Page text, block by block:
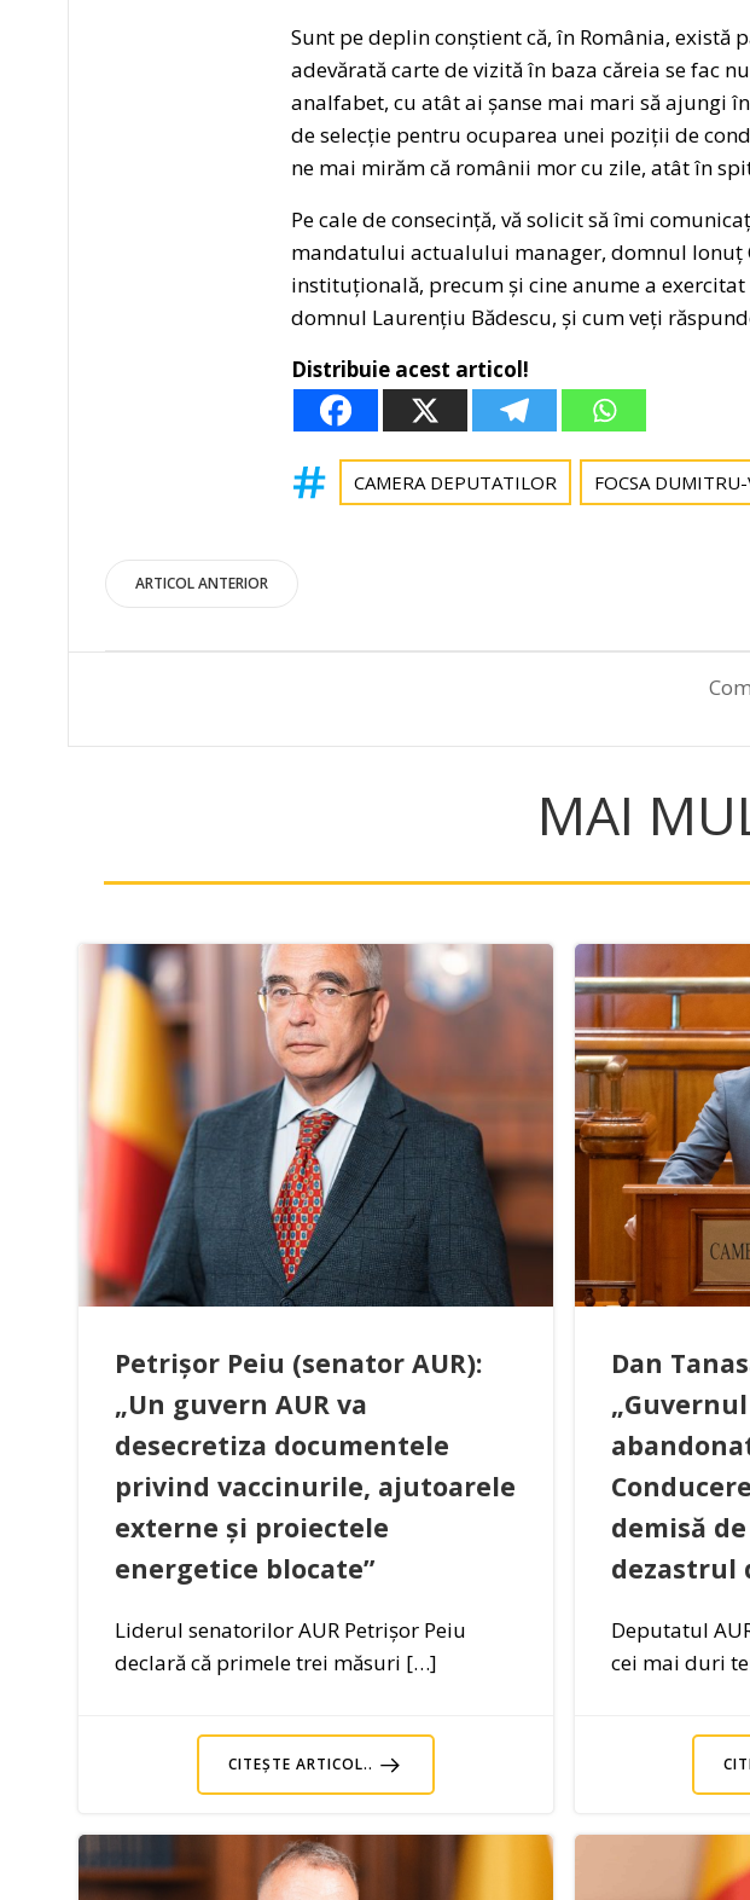
Sunt pe deplin conștient că, în România,
adevărată carte de vizită în baza căreia se fac
analfabet, cu atât ai șanse mai mari să ajungi
de selecție pentru ocuparea unei poziții de
ne mai mirăm că românii mor cu zile, atât în
Pe cale de consecință, vă solicit să îmi
mandatului actualului manager, domnul Ionuț
instituțională, precum și cine anume a
domnul Laurențiu Bădescu, și cum veți
Distribuie acest articol!
CAMERA DEPUTATILOR FOCSA
Post
navigation
ARTICOL ANTERIOR
MAI
Petrișor Peiu (senator AUR):
„Un guvern AUR va
desecretiza documentele
privind vaccinurile, ajutoarele
externe și proiectele
energetice blocate”
Liderul senatorilor AUR Petrișor Peiu
declară că primele trei măsuri […]
CITEȘTE ARTICOL..
Dan
demisă
dezastrul
Deputatul
cei mai duri